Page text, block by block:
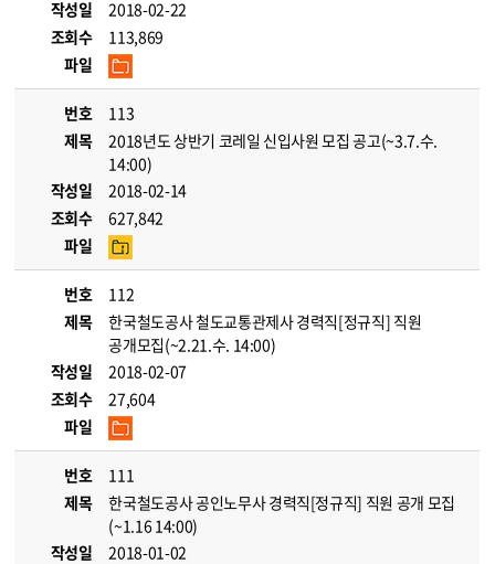
작성일
2018-02-22
조회수
113,869
파일
번호
113
제목
2018년도 상반기 코레일 신입사원 모집 공고(~3.7.수.
14:00)
작성일
2018-02-14
조회수
627,842
파일
번호
112
제목
한국철도공사 철도교통관제사 경력직[정규직] 직원
공개모집(~2.21.수. 14:00)
작성일
2018-02-07
조회수
27,604
파일
번호
111
제목
한국철도공사 공인노무사 경력직[정규직] 직원 공개 모집
(~1.16 14:00)
작성일
2018-01-02